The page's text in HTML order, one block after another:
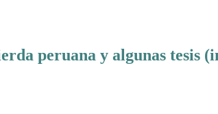
peruana y algunas tesis